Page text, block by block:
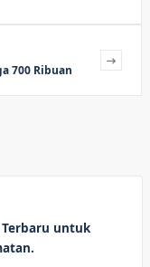
700 Ribuan
Terbaru untuk